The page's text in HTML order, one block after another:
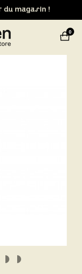
design store de
0